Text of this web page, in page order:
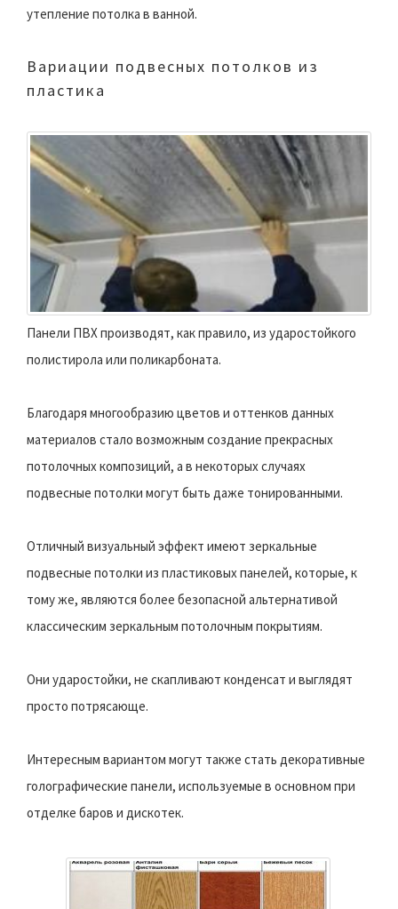
утепление потолка в ванной.
Вариации подвесных потолков из
пластика
Панели ПВХ производят, как правило, из ударостойкого
полистирола или поликарбоната.
Благодаря многообразию цветов и оттенков данных
материалов стало возможным создание прекрасных
потолочных композиций, а в некоторых случаях
подвесные потолки могут быть даже тонированными.
Отличный визуальный эффект имеют зеркальные
подвесные потолки из пластиковых панелей, которые, к
тому же, являются более безопасной альтернативой
классическим зеркальным потолочным покрытиям.
Они ударостойки, не скапливают конденсат и выглядят
просто потрясающе.
Интересным вариантом могут также стать декоративные
голографические панели, используемые в основном при
отделке баров и дискотек.